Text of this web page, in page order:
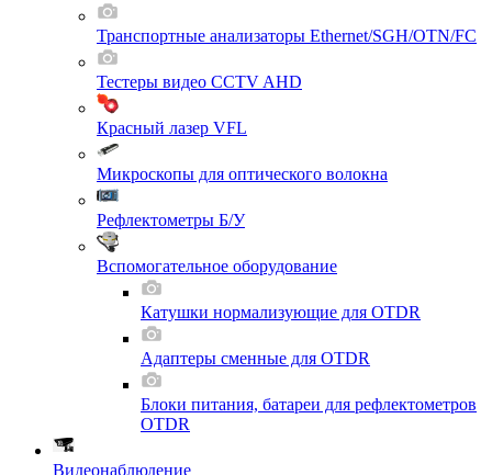
Транспортные анализаторы Ethernet/SGH/OTN/FC
Тестеры видео CCTV AHD
Красный лазер VFL
Микроскопы для оптического волокна
Рефлектометры Б/У
Вспомогательное оборудование
Катушки нормализующие для OTDR
Адаптеры сменные для OTDR
Блоки питания, батареи для рефлектометров
OTDR
Видеонаблюдение